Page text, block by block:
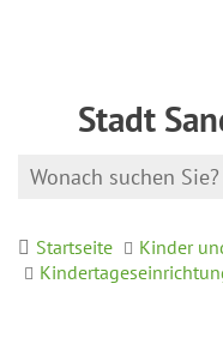
Stadt
Startseite
Kinder